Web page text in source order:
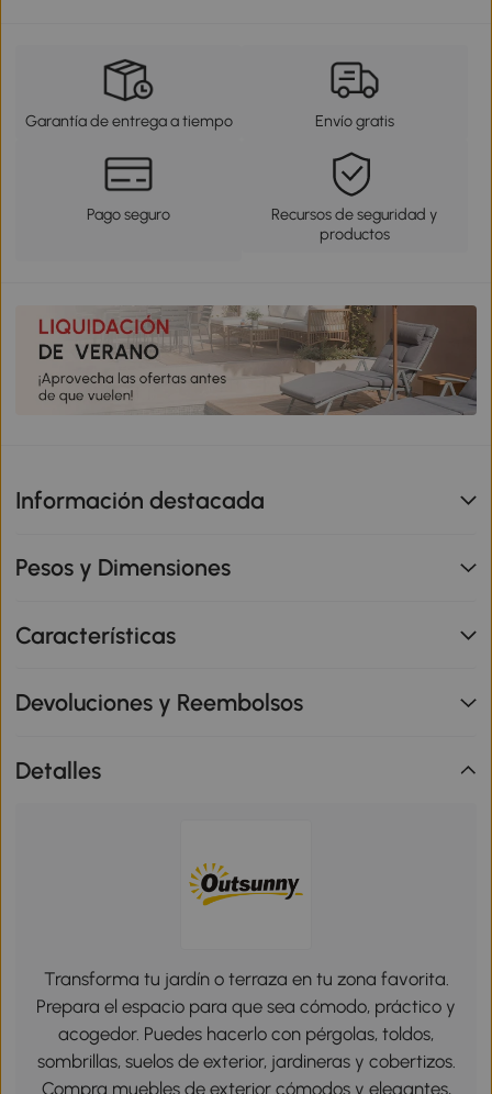
Garantía de entrega a tiempo Envío gratis
Pago seguro
Recursos de seguridad y
productos
Información destacada
Pesos y Dimensiones
Características
Devoluciones y Reembolsos
Detalles
Transforma tu jardín o terraza en tu zona favorita.
Prepara el espacio para que sea cómodo, práctico y
acogedor. Puedes hacerlo con pérgolas, toldos,
sombrillas, suelos de exterior, jardineras y cobertizos.
Compra muebles de exterior cómodos y elegantes,